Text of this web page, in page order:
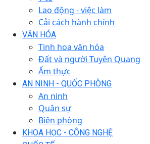
Lao động - việc làm
Cải cách hành chính
VĂN HÓA
Tinh hoa văn hóa
Đất và người Tuyên Quang
Ẩm thực
AN NINH - QUỐC PHÒNG
An ninh
Quân sự
Biên phòng
KHOA HỌC - CÔNG NGHỆ